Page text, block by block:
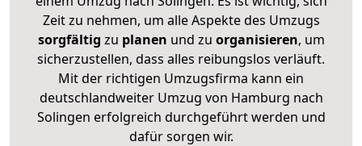
Zeit zu nehmen, um alle Aspekte des Umzugs
sorgfältig zu planen und zu organisieren, um
sicherzustellen, dass alles reibungslos verläuft.
Mit der richtigen Umzugsfirma kann ein
deutschlandweiter Umzug von Hamburg nach
Solingen erfolgreich durchgeführt werden und
dafür sorgen wir.